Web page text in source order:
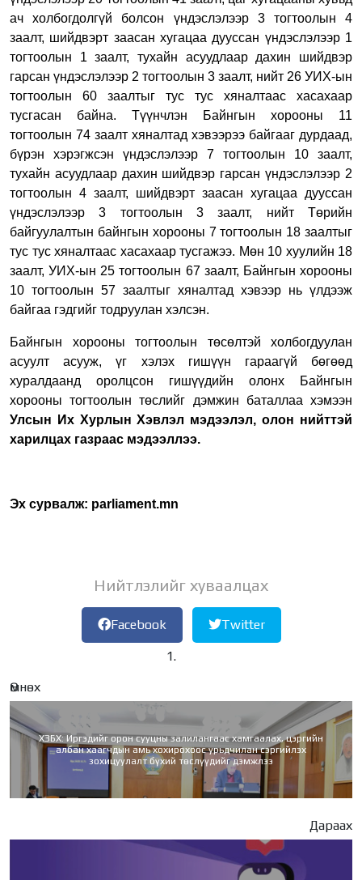
ач холбогдолгүй болсон үндэслэлээр 3 тогтоолын 4
заалт, шийдвэрт заасан хугацаа дууссан үндэслэлээр 1
тогтоолын 1 заалт, тухайн асуудлаар дахин шийдвэр
гарсан үндэслэлээр 2 тогтоолын 3 заалт, нийт 26 УИХ-ын
тогтоолын 60 заалтыг тус тус хяналтаас хасахаар
тусгасан байна. Түүнчлэн Байнгын хорооны 11
тогтоолын 74 заалт хяналтад хэвээрээ байгааг дурдаад,
бүрэн хэрэгжсэн үндэслэлээр 7 тогтоолын 10 заалт,
тухайн асуудлаар дахин шийдвэр гарсан үндэслэлээр 2
тогтоолын 4 заалт, шийдвэрт заасан хугацаа дууссан
үндэслэлээр 3 тогтоолын 3 заалт, нийт Төрийн
байгуулалтын байнгын хорооны 7 тогтоолын 18 заалтыг
тус тус хяналтаас хасахаар тусгажээ. Мөн 10 хуулийн 18
заалт, УИХ-ын 25 тогтоолын 67 заалт, Байнгын хорооны
10 тогтоолын 57 заалтыг хяналтад хэвээр нь үлдээж
байгаа гэдгийг тодруулан хэлсэн.
Байнгын хорооны тогтоолын төсөлтэй холбогдуулан
асуулт асууж, үг хэлэх гишүүн гараагүй бөгөөд
хуралдаанд оролцсон гишүүдийн олонх Байнгын
хорооны тогтоолын төслийг дэмжин баталлаа хэмээн
Улсын Их Хурлын Хэвлэл мэдээлэл, олон нийттэй
харилцах газраас мэдээллээ.
Эх сурвалж: parliament.mn
Нийтлэлийг хуваалцах
Facebook Twitter
Өмнөх
ХЗБХ: Иргэдийг орон сууцны залилангаас хамгаалах, цэргийн
албан хаагчдын амь хохирохоос урьдчилан сэргийлэх
зохицуулалт бүхий төслүүдийг дэмжлээ
Дараах